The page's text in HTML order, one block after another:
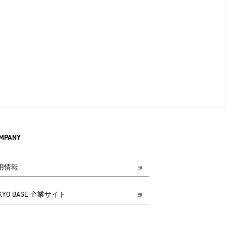
情報
BASE 企業サイト